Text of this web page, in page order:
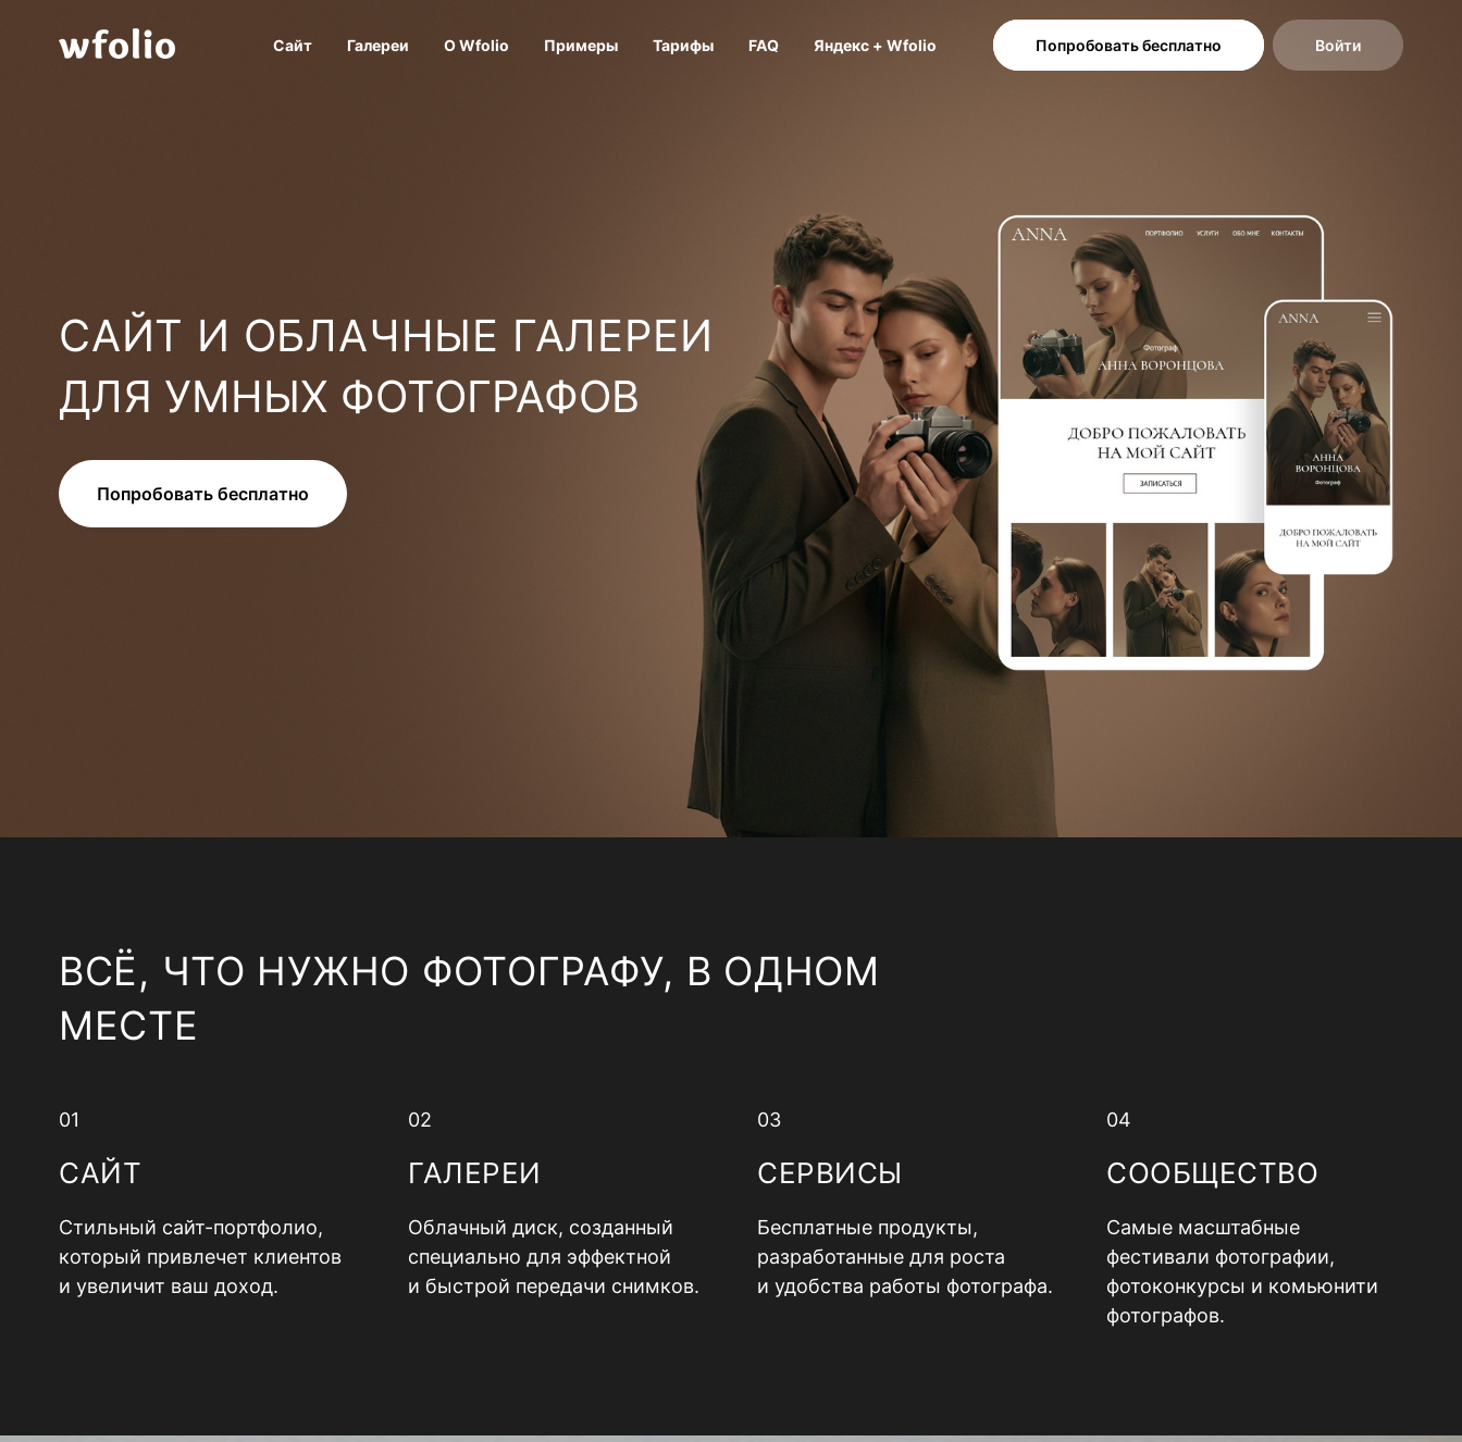
Сайт Галереи О Wfolio Примеры Тарифы FAQ Яндекс + Wfolio Попробовать бесплатно Войти
САЙТ И ОБЛАЧНЫЕ ГАЛЕРЕИ
ДЛЯ УМНЫХ ФОТОГРАФОВ
Попробовать бесплатно
ВСЁ, ЧТО НУЖНО ФОТОГРАФУ, В ОДНОМ
МЕСТЕ
01
САЙТ
Стильный сайт-портфолио,
который привлечет клиентов
и увеличит ваш доход.
02
ГАЛЕРЕИ
Облачный диск, созданный
специально для эффектной
и быстрой передачи снимков.
03
СЕРВИСЫ
Бесплатные продукты,
разработанные для роста
и удобства работы фотографа.
04
СООБЩЕСТВО
Самые масштабные
фестивали фотографии,
фотоконкурсы и комьюнити
фотографов.